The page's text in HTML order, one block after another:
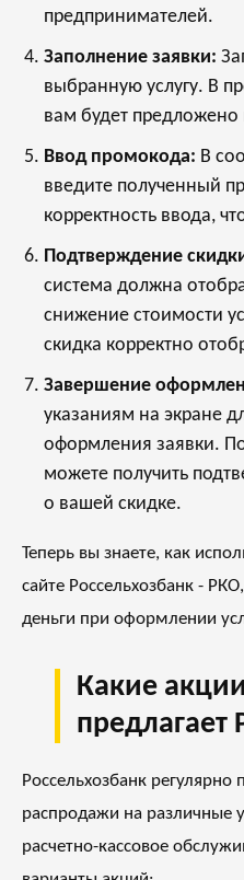
предпринимателей.
Заполнение заявки:
выбранную услугу. В
вам будет предложено
Ввод промокода: В
введите полученный
корректность ввода,
Подтверждение
система должна
снижение стоимости
скидка корректно
Завершение
указаниям на экране
оформления заявки.
можете получить
о вашей скидке.
Теперь вы знаете, как
сайте Россельхозбанк -
деньги при оформлении
Какие
предлагает
Россельхозбанк регулярно
распродажи на различные
расчетно-кассовое